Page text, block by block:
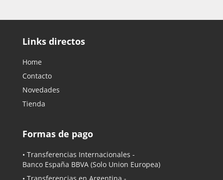
Links directos
Home
Contacto
Novedades
Tienda
Formas de pago
• Transferencias Internacionales -
Banco España BBVA (Solo Union Europea)